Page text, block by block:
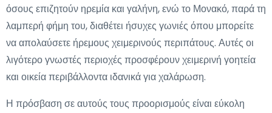
όσους επιζητούν ηρεμία και γαλήνη, ενώ το Μονακό, παρά τη
λαμπερή φήμη του, διαθέτει ήσυχες γωνιές όπου μπορείτε
να απολαύσετε ήρεμους χειμερινούς περιπάτους. Αυτές οι
λιγότερο γνωστές περιοχές προσφέρουν χειμερινή γοητεία
και οικεία περιβάλλοντα ιδανικά για χαλάρωση.
Η πρόσβαση σε αυτούς τους προορισμούς είναι εύκολη